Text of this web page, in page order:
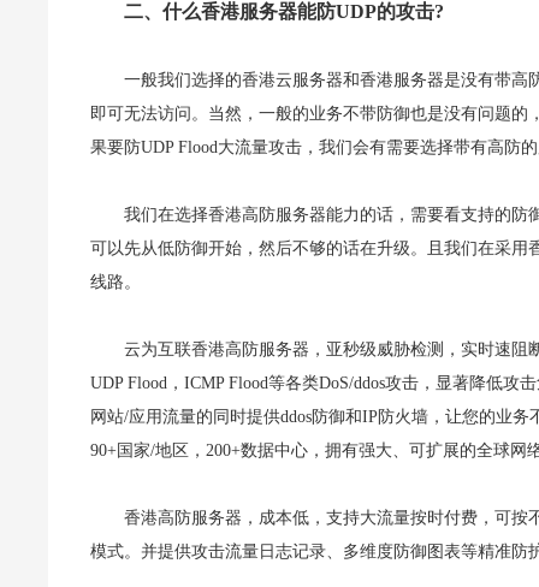
二、什么香港服务器能防UDP的攻击?
一般我们选择的香港云服务器和香港服务器是没有带
即可无法访问。当然，一般的业务不带防御也是没有问题
果要防UDP Flood大流量攻击，我们会有需要选择带有高防
我们在选择香港高防服务器能力的话，需要看支持的防
可以先从低防御开始，然后不够的话在升级。且我们在采
线路。
云为互联香港高防服务器，亚秒级威胁检测，实时速阻
UDP Flood，ICMP Flood等各类DoS/ddos攻击，显著降低
网站/应用流量的同时提供ddos防御和IP防火墙，让您的业
90+国家/地区，200+数据中心，拥有强大、可扩展的全球
香港高防服务器，成本低，支持大流量按时付费，可
模式。并提供攻击流量日志记录、多维度防御图表等精准